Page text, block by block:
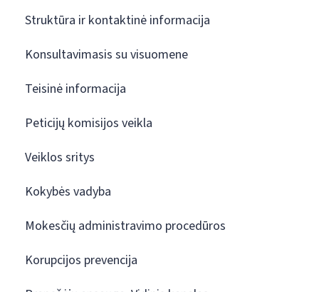
Struktūra ir kontaktinė informacija
Konsultavimasis su visuomene
Teisinė informacija
Peticijų komisijos veikla
Veiklos sritys
Kokybės vadyba
Mokesčių administravimo procedūros
Korupcijos prevencija